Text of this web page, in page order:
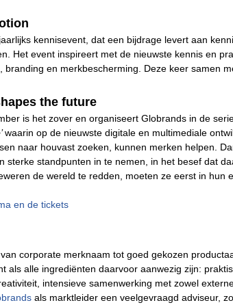
kennisevent, dat een bijdrage levert aan
Het event inspireert met de nieuwste kennis en
branding en merkbescherming. Deze keer samen
the future
is het zover en organiseert Globrands in de
waarin op de nieuwste digitale en multimediale
naar houvast zoeken, kunnen merken helpen.
sterke standpunten in te nemen, in het besef dat
de wereld te redden, moeten ze eerst in hun
en de tickets
corporate merknaam tot goed gekozen
als alle ingrediënten daarvoor aanwezig zijn:
intensieve samenwerking met zowel
als marktleider een veelgevraagd adviseur,